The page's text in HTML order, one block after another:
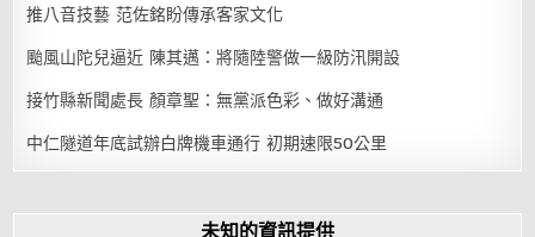
推八音技藝 范佐銘盼傳承客家文化
颱風山陀兒逼近 陳其邁：將隨陸警做一級防汛開設
接竹縣新聞處長 顏章聖：無黨派色彩、做好溝通
中仁隧道年底試辦白牌機車通行 初期速限50公里
未知的資訊提供